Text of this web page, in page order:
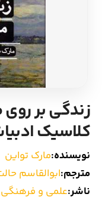
زندگی بر
کلاسیک
نویسنده:مارک تواین
مترجم:ابوالقاسم
ناشر:علمی و فرهنگی